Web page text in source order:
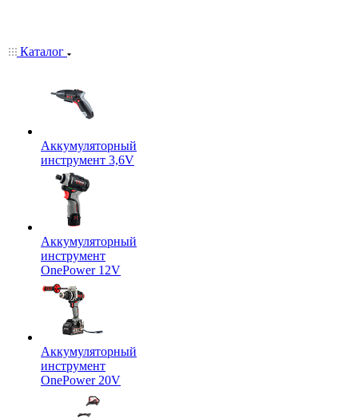
Каталог
Аккумуляторный
инструмент 3,6V
Аккумуляторный
инструмент
OnePower 12V
Аккумуляторный
инструмент
OnePower 20V